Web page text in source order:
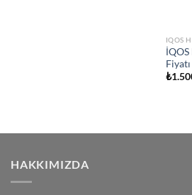
IQOS
Fiyatı
₺
HAKKIMIZDA